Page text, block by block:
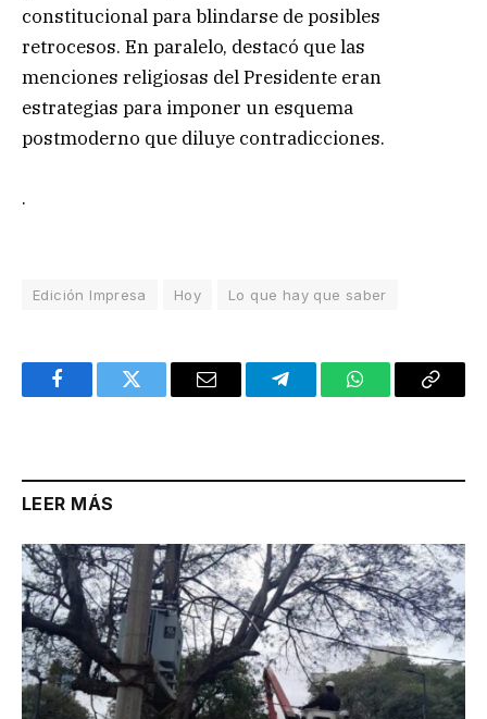
constitucional para blindarse de posibles
retrocesos. En paralelo, destacó que las
menciones religiosas del Presidente eran
estrategias para imponer un esquema
postmoderno que diluye contradicciones.
.
Edición Impresa Hoy Lo que hay que saber
FacebookTwitter Email TelegramWhatsAppCopy
LEER MÁS